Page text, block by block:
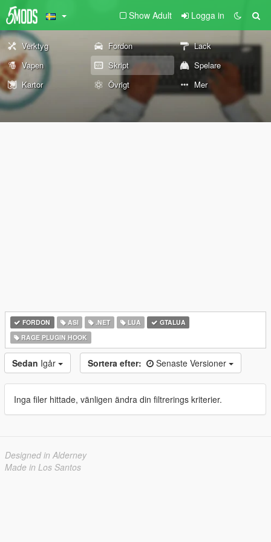
Show Adult Logga in
Verktyg Fordon
Lack
Vapen
Skript
Spelare
Kartor
Övrigt Mer
FORDON ASI .NET LUA
GTALUA
RAGE PLUGIN HOOK
Sedan Igår Sortera efter: Senaste Versioner
Inga filer hittade, vänligen ändra din filtrerings kriterier.
Designed in Alderney
Made in Los Santos